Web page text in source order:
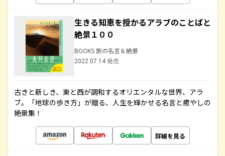
生きる知恵を授かるアラブのことばと
絶景１００
BOOKS 旅の名言＆絶景
2022.07.14 発売
古きと新しき、東と西が調和するオリエンタルな世界、アラ
ブ。「地球の歩き方」が贈る、人生を輝かせる名言と癒やしの
絶景集！
詳細を見る